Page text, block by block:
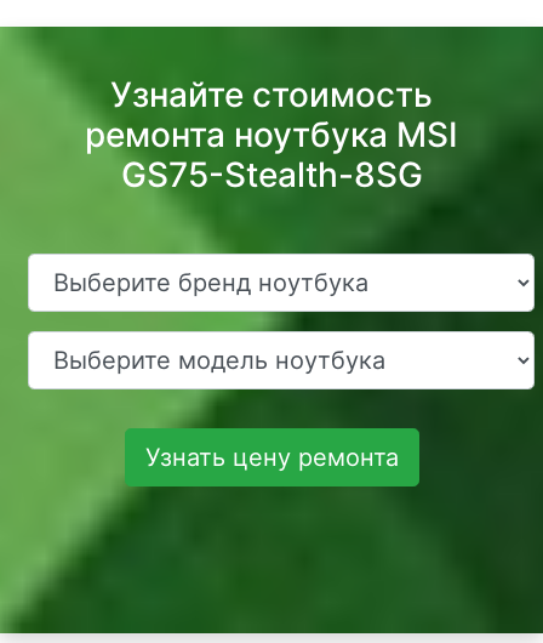
Узнайте стоимость
ремонта ноутбука MSI
GS75-Stealth-8SG
Узнать цену ремонта